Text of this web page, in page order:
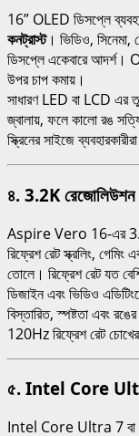
16” OLED ডিসপ্লে
কনট্রাস্ট। ভিডিও, সিনেমা,
ডিসপ্লে একেবারে আদর্শ।
উপর চাপ কমায়।
সাধারণ LED বা LCD এর
জ্বালায়, ফলে কালো রঙ
স্ক্রিনের সাইজে
৪. 3.2K রেজোলিউশন
Aspire Vero 16-এর
রিফ্রেশ রেট স্ক্রলিং,
তোলে। রিফ্রেশ রেট যত
ডিজাইন এবং ভিডিও
বিস্তারিত, স্পষ্টতা এবং
120Hz রিফ্রেশ রেট চোখের
৫. Intel Core Ultra
Intel Core Ultra 7 বা